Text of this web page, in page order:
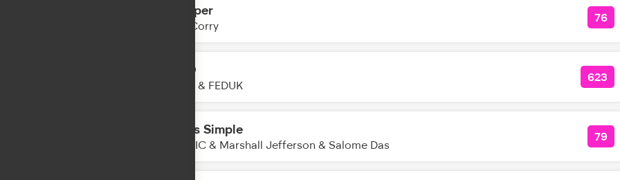
Whisper
Joel Corry
76
LETO
JONY & FEDUK
623
Life is Simple
MAESIC & Marshall Jefferson & Salome Das
79